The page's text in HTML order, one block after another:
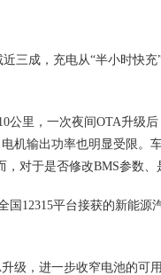
三成，充电从“半小时快
公里，一次夜间OTA升级
机输出功率也明显受限。
，对于是否修改BMS参数
国12315平台接获的新能
级，进一步收窄电池的可